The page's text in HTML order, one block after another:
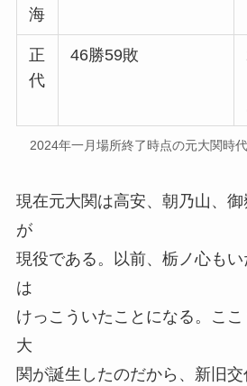
海
正
代
46勝59敗
2024年一月場所終了時点の元大関時
現在元大関は高安、朝乃山、
が
現役である。以前、栃ノ心も
は
けっこういたことになる。こ
大
関が誕生したのだから、新旧交